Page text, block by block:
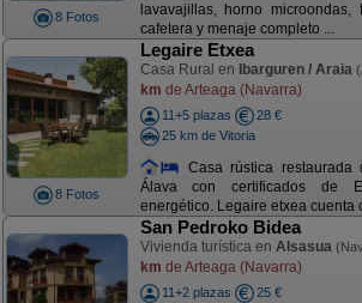
8 Fotos
lavavajillas, horno microondas,
cafetera y menaje completo ...
8 Fotos
Legaire Etxea
Casa Rural en Ibarguren / Araia
km de Arteaga (Navarra)
11+5 plazas
28 €
25 km de Vitoria
Casa rústica
Álava con certificados de
energético. Legaire etxea cuenta
San Pedroko Bidea
Vivienda turística en Alsasua
km de Arteaga (Navarra)
11+2 plazas
25 €